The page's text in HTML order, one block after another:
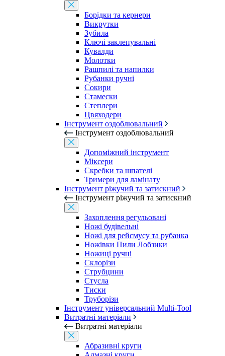
Борідки та кернери
Викрутки
Зубила
Ключі заклепувальні
Кувалди
Молотки
Рашпилі та напилки
Рубанки ручні
Сокири
Стамески
Степлери
Цвяходери
Інструмент оздоблювальний
Інструмент оздоблювальний
Допоміжний інструмент
Міксери
Скребки та шпателі
Тримери для ламінату
Інструмент ріжучий та затискний
Інструмент ріжучий та затискний
Захоплення регульовані
Ножі будівельні
Ножі для рейсмусу та рубанка
Ножівки Пили Лобзики
Ножиці ручні
Склорізи
Струбцини
Стусла
Тиски
Труборізи
Інструмент універсальний Multi-Tool
Витратні матеріали
Витратні матеріали
Абразивні круги